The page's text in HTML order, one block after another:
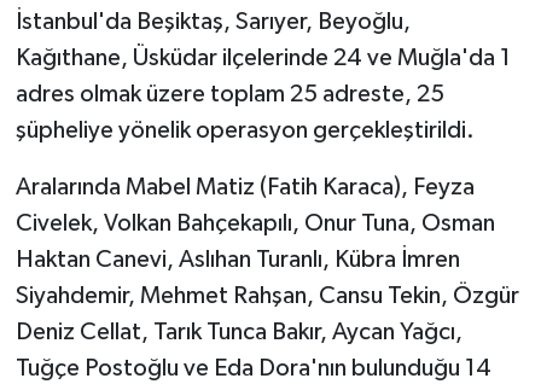
İstanbul'da Beşiktaş, Sarıyer, Beyoğlu,
Kağıthane, Üsküdar ilçelerinde 24 ve Muğla'da 1
adres olmak üzere toplam 25 adreste, 25
şüpheliye yönelik operasyon gerçekleştirildi.
Aralarında Mabel Matiz (Fatih Karaca), Feyza
Civelek, Volkan Bahçekapılı, Onur Tuna, Osman
Haktan Canevi, Aslıhan Turanlı, Kübra İmren
Siyahdemir, Mehmet Rahşan, Cansu Tekin, Özgür
Deniz Cellat, Tarık Tunca Bakır, Aycan Yağcı,
Tuğçe Postoğlu ve Eda Dora'nın bulunduğu 14